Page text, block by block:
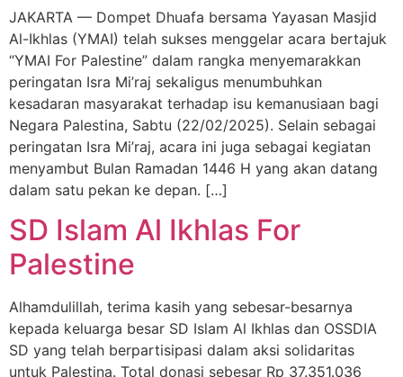
JAKARTA — Dompet Dhuafa bersama Yayasan Masjid
Al-Ikhlas (YMAI) telah sukses menggelar acara bertajuk
“YMAI For Palestine” dalam rangka menyemarakkan
peringatan Isra Mi’raj sekaligus menumbuhkan
kesadaran masyarakat terhadap isu kemanusiaan bagi
Negara Palestina, Sabtu (22/02/2025). Selain sebagai
peringatan Isra Mi’raj, acara ini juga sebagai kegiatan
menyambut Bulan Ramadan 1446 H yang akan datang
dalam satu pekan ke depan. […]
SD Islam Al Ikhlas For
Palestine
Alhamdulillah, terima kasih yang sebesar-besarnya
kepada keluarga besar SD Islam Al Ikhlas dan OSSDIA
SD yang telah berpartisipasi dalam aksi solidaritas
untuk Palestina. Total donasi sebesar Rp 37.351.036